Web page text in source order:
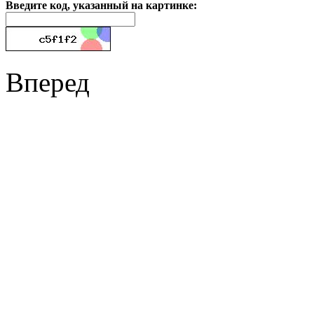
Введите код, указанный на картинке:
Вперед